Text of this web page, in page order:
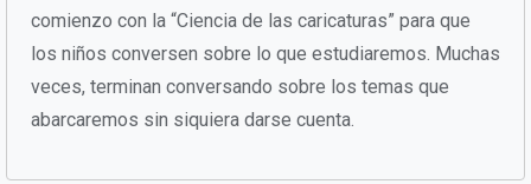
comienzo con la “Ciencia de las caricaturas” para que
los niños conversen sobre lo que estudiaremos. Muchas
veces, terminan conversando sobre los temas que
abarcaremos sin siquiera darse cuenta.